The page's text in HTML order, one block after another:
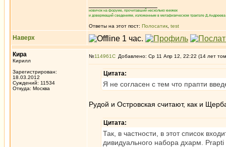
новичок на форуме, прочитавший несколько книжек
и доверяющий сведениям, изложенным в метафизическом трактате
Ответы на этот пост: Полосатик test
Наверх
Кира
Кирилл
Зарегистрирован:
18.03.2012
Суждений: 11534
Откуда: Москва
№114961 Добавлено: Ср 11 Апр 12, 22:22 (14 лет
Цитата:
Я не согласен с тем что прапти
Рудой и Островская считают, как и
Цитата:
Так, в частности, в этот список
дивидуального набора дхарм.